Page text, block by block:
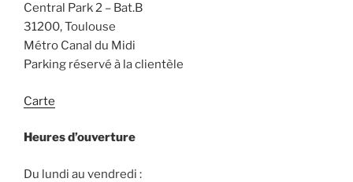
Central Park 2 – Bat.B
31200, Toulouse
Métro Canal du Midi
Parking réservé à la clientèle
Carte
Heures d’ouverture
Du lundi au vendredi :